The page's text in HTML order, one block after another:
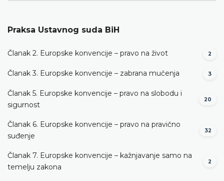
Praksa Ustavnog suda BiH
Članak 2. Europske konvencije – pravo na život 2
Članak 3. Europske konvencije – zabrana mučenja 3
Članak 5. Europske konvencije – pravo na slobodu i
sigurnost
20
Članak 6. Europske konvencije – pravo na pravično
suđenje
32
Članak 7. Europske konvencije – kažnjavanje samo na
temelju zakona
2